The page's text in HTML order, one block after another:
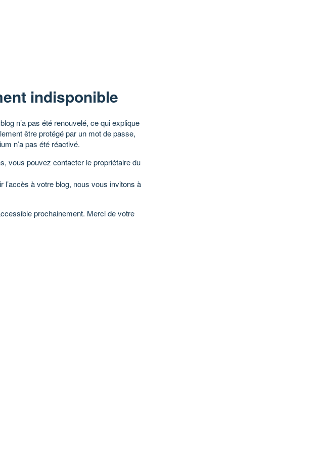
indisponible
n’a pas été renouvelé, ce qui explique
être protégé par un mot de passe,
n’a pas été réactivé.
vous pouvez contacter le propriétaire du
l’accès à votre blog, nous vous invitons à
prochainement. Merci de votre